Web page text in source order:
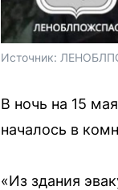
Источник:
В ночь на 15
началось в
«Из здания